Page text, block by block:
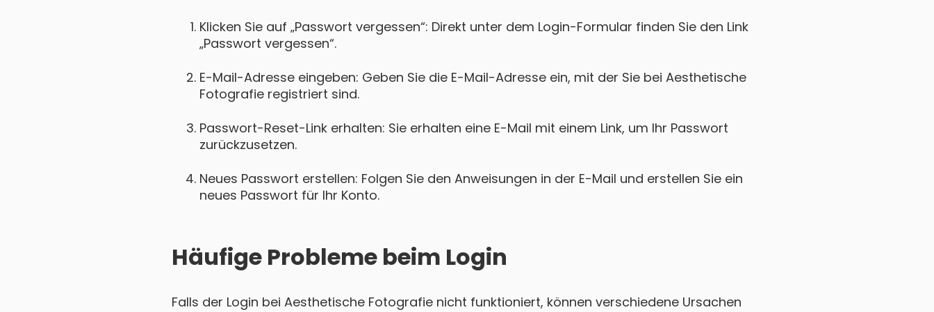
Klicken Sie auf „Passwort vergessen“: Direkt unter dem Login-Formular finden Sie den Link
„Passwort vergessen“.
E-Mail-Adresse eingeben: Geben Sie die E-Mail-Adresse ein, mit der Sie bei Aesthetische
Fotografie registriert sind.
Passwort-Reset-Link erhalten: Sie erhalten eine E-Mail mit einem Link, um Ihr Passwort
zurückzusetzen.
Neues Passwort erstellen: Folgen Sie den Anweisungen in der E-Mail und erstellen Sie ein
neues Passwort für Ihr Konto.
Häufige Probleme beim Login
Falls der Login bei Aesthetische Fotografie nicht funktioniert, können verschiedene Ursachen